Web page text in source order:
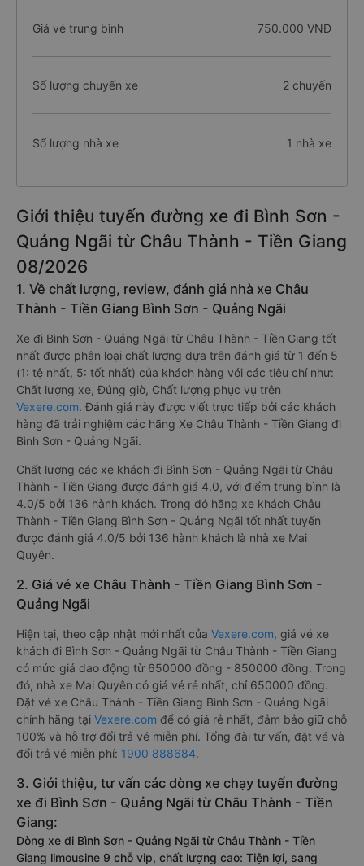
Giá vé trung bình 750.000 VNĐ
Số lượng chuyến xe 2 chuyến
Số lượng nhà xe 1 nhà xe
Giới thiệu tuyến đường xe đi Bình Sơn -
Quảng Ngãi từ Châu Thành - Tiền Giang
08/2026
1. Về chất lượng, review, đánh giá nhà xe Châu
Thành - Tiền Giang Bình Sơn - Quảng Ngãi
Xe đi Bình Sơn - Quảng Ngãi từ Châu Thành - Tiền Giang tốt
nhất được phân loại chất lượng dựa trên đánh giá từ 1 đến 5
(1: tệ nhất, 5: tốt nhất) của khách hàng với các tiêu chí như:
Chất lượng xe, Đúng giờ, Chất lượng phục vụ trên
Vexere.com. Đánh giá này được viết trực tiếp bởi các khách
hàng đã trải nghiệm các hãng Xe Châu Thành - Tiền Giang đi
Bình Sơn - Quảng Ngãi.
Chất lượng các xe khách đi Bình Sơn - Quảng Ngãi từ Châu
Thành - Tiền Giang được đánh giá 4.0, với điểm trung bình là
4.0/5 bởi 136 hành khách. Trong đó hãng xe khách Châu
Thành - Tiền Giang Bình Sơn - Quảng Ngãi tốt nhất tuyến
được đánh giá 4.0/5 bởi 136 hành khách là nhà xe Mai
Quyên.
2. Giá vé xe Châu Thành - Tiền Giang Bình Sơn -
Quảng Ngãi
Hiện tại, theo cập nhật mới nhất của Vexere.com, giá vé xe
khách đi Bình Sơn - Quảng Ngãi từ Châu Thành - Tiền Giang
có mức giá dao động từ 650000 đồng - 850000 đồng. Trong
đó, nhà xe Mai Quyên có giá vé rẻ nhất, chỉ 650000 đồng.
Đặt vé xe Châu Thành - Tiền Giang Bình Sơn - Quảng Ngãi
chính hãng tại Vexere.com để có giá rẻ nhất, đảm bảo giữ chỗ
100% và hỗ trợ đổi trả vé miễn phí. Tổng đài tư vấn, đặt vé và
đổi trả vé miễn phí: 1900 888684.
3. Giới thiệu, tư vấn các dòng xe chạy tuyến đường
xe đi Bình Sơn - Quảng Ngãi từ Châu Thành - Tiền
Giang:
Dòng xe đi Bình Sơn - Quảng Ngãi từ Châu Thành - Tiền
Giang limousine 9 chỗ vip, chất lượng cao: Tiện lợi, sang